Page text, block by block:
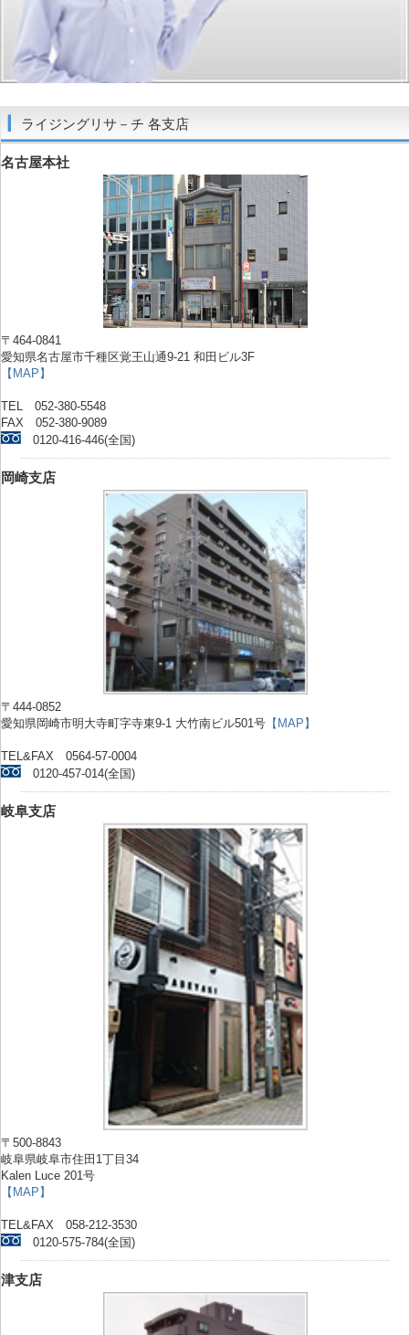
ライジングリサ－チ 各支店
名古屋本社
〒464-0841
愛知県名古屋市千種区覚王山通9-21 和田ビル3F
【MAP】
TEL 052-380-5548
FAX 052-380-9089
0120-416-446(全国)
岡崎支店
〒444-0852
愛知県岡崎市明大寺町字寺東9-1 大竹南ビル501号 【MAP】
TEL&FAX 0564-57-0004
0120-457-014(全国)
岐阜支店
〒500-8843
岐阜県岐阜市住田1丁目34
Kalen Luce 201号
【MAP】
TEL&FAX 058-212-3530
0120-575-784(全国)
津支店